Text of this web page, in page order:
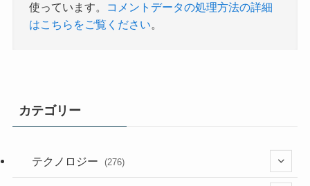
使っています。
コメントデータの処理方法の詳細
はこちらをご覧ください。
カテゴリー
テクノロジー (276)